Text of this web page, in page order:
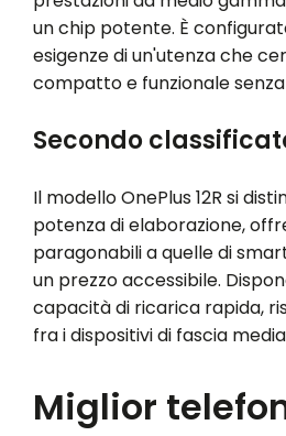
un chip potente. È
esigenze di un'utenza che
compatto e funzionale
Secondo
Il modello OnePlus 12R si
potenza di elaborazione,
paragonabili a quelle di
un prezzo accessibile.
capacità di ricarica rapida,
fra i dispositivi di fascia
Miglior